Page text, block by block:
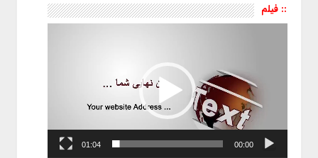
:: فیلم
نمایشگر
00:00
01:04